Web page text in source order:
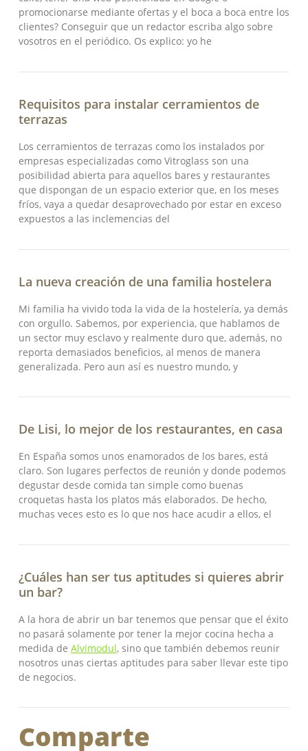
promocionarse mediante ofertas y el boca a boca entre los
clientes? Conseguir que un redactor escriba algo sobre
vosotros en el periódico. Os explico: yo he
Requisitos para instalar cerramientos de
terrazas
Los cerramientos de terrazas como los instalados por
empresas especializadas como Vitroglass son una
posibilidad abierta para aquellos bares y restaurantes
que dispongan de un espacio exterior que, en los meses
fríos, vaya a quedar desaprovechado por estar en exceso
expuestos a las inclemencias del
La nueva creación de una familia hostelera
Mi familia ha vivido toda la vida de la hostelería, ya demás
con orgullo. Sabemos, por experiencia, que hablamos de
un sector muy esclavo y realmente duro que, además, no
reporta demasiados beneficios, al menos de manera
generalizada. Pero aun así es nuestro mundo, y
De Lisi, lo mejor de los restaurantes, en casa
En España somos unos enamorados de los bares, está
claro. Son lugares perfectos de reunión y donde podemos
degustar desde comida tan simple como buenas
croquetas hasta los platos más elaborados. De hecho,
muchas veces esto es lo que nos hace acudir a ellos, el
¿Cuáles han ser tus aptitudes si quieres abrir
un bar?
A la hora de abrir un bar tenemos que pensar que el éxito
no pasará solamente por tener la mejor cocina hecha a
medida de Alvimodul, sino que también debemos reunir
nosotros unas ciertas aptitudes para saber llevar este tipo
de negocios.
Comparte